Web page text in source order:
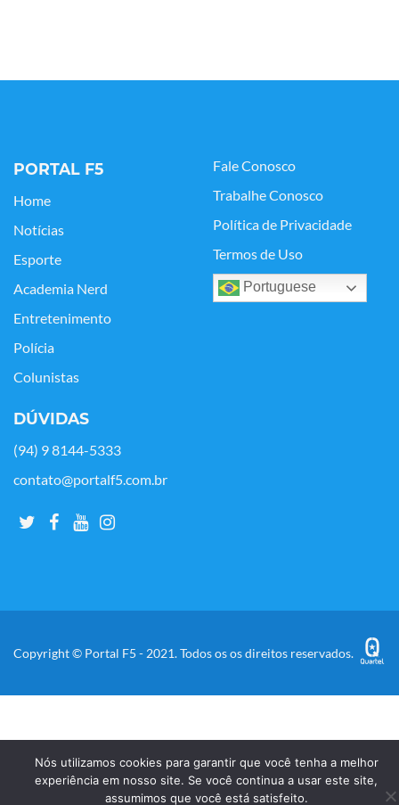
PORTAL F5
Home
Notícias
Esporte
Academia Nerd
Entretenimento
Polícia
Colunistas
Fale Conosco
Trabalhe Conosco
Política de Privacidade
Termos de Uso
Portuguese
DÚVIDAS
(94) 9 8144-5333
contato@portalf5.com.br
Copyright © Portal F5 - 2021. Todos os os direitos reservados.
Nós utilizamos cookies para garantir que você tenha a melhor
experiência em nosso site. Se você continua a usar este site,
assumimos que você está satisfeito.